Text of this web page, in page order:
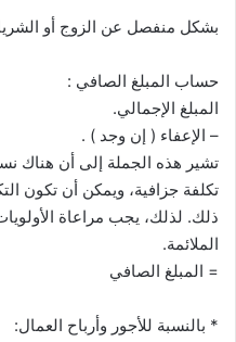
بشكل منفصل عن الزوج أو
حساب المبلغ الصافي :
المبلغ الإجمالي.
– الإعفاء ( إن وجد ) .
تكلفة جزافية، ويمكن أن تكون
ذلك. لذلك، يجب مراعاة
الملائمة.
= المبلغ الصافي
* بالنسبة للأجور وأرباح العمال: